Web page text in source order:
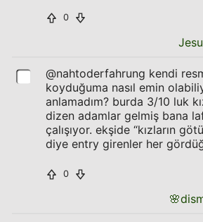
0
@nahtoderfahrung kendi
koyduğuma nasıl emin
anlamadım? burda 3/10 luk
dizen adamlar gelmiş bana
çalışıyor. ekşide “kızların
diye entry girenler her
0
🌸